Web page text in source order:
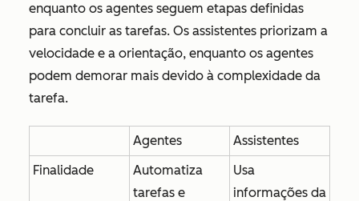
enquanto os agentes seguem etapas definidas
para concluir as tarefas. Os assistentes priorizam a
velocidade e a orientação, enquanto os agentes
podem demorar mais devido à complexidade da
tarefa.
Agentes
Assistentes
Finalidade
Automatiza
tarefas e
Usa
informações da